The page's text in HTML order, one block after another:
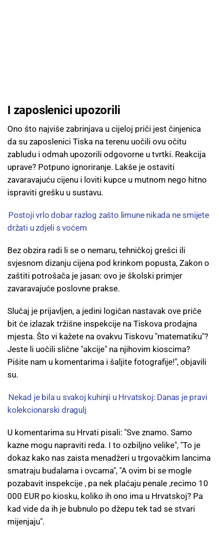
I zaposlenici upozorili
Ono što najviše zabrinjava u cijeloj priči jest činjenica
da su zaposlenici Tiska na terenu uočili ovu očitu
zabludu i odmah upozorili odgovorne u tvrtki. Reakcija
uprave? Potpuno ignoriranje. Lakše je ostaviti
zavaravajuću cijenu i loviti kupce u mutnom nego hitno
ispraviti grešku u sustavu.
Postoji vrlo dobar razlog zašto limune nikada ne smijete
držati u zdjeli s voćem
Bez obzira radi li se o nemaru, tehničkoj grešci ili
svjesnom dizanju cijena pod krinkom popusta, Zakon o
zaštiti potrošača je jasan: ovo je školski primjer
zavaravajuće poslovne prakse.
Slučaj je prijavljen, a jedini logičan nastavak ove priče
bit će izlazak tržišne inspekcije na Tiskova prodajna
mjesta. Što vi kažete na ovakvu Tiskovu "matematiku"?
Jeste li uočili slične "akcije" na njihovim kioscima?
Pišite nam u komentarima i šaljite fotografije!", objavili
su.
Nekad je bila u svakoj kuhinji u Hrvatskoj: Danas je pravi
kolekcionarski dragulj
U komentarima su Hrvati pisali: "Sve znamo. Samo
kazne mogu napraviti reda. I to ozbiljno velike", "To je
dokaz kako nas zaista menadžeri u trgovačkim lancima
smatraju budalama i ovcama", "A ovim bi se mogle
pozabavit inspekcije , pa nek plaćaju penale ,recimo 10
000 EUR po kiosku, koliko ih ono ima u Hrvatskoj? Pa
kad vide da ih je bubnulo po džepu tek tad se stvari
mijenjaju".